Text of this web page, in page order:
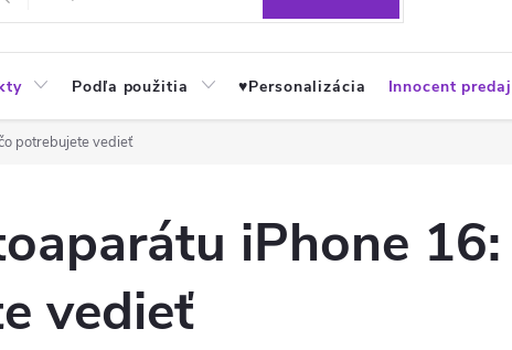
Podľa použitia ♥︎Personalizácia Innocent
potrebujete vedieť
iPhone
vedieť